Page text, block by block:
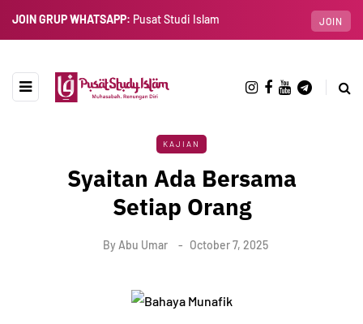
JOIN GRUP WHATSAPP: Pusat Studi Islam JOIN
KAJIAN
Syaitan Ada Bersama
Setiap Orang
By Abu Umar October 7, 2025